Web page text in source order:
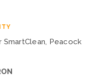
Peacock